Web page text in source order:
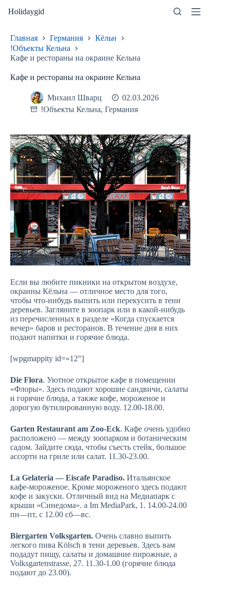
Holidaygid
Главная Германия
Кёльн
!Объекты Кельна
Кафе и рестораны на окраине Кельна
Кафе и рестораны на окраине Кельна
Михаил Шварц
02.03.2026
!Объекты Кельна, Германия
Если вы любите пикники на открытом воздухе,
окраины Кёльна — отличное место для того,
чтобы что-нибудь выпить или перекусить в тени
деревьев. Загляните в зоопарк или в какой-нибудь
из перечисленных в разделе «Когда спускается
вечер» баров и ресторанов. В течение дня в них
подают напитки и горячие блюда.
[wpgmappity id=»12″]
Die Flora. Уютное открытое кафе в помещении
«Флоры». Здесь подают хорошие сандвичи, салаты
и горячие блюда, а также кофе, мороженое и
дорогую бутилированную воду. 12.00-18.00.
Garten Restaurant am Zoo-Eck. Кафе очень удобно
расположено — между зоопарком и ботаническим
садом. Зайдите сюда, чтобы съесть стейк, большое
ассорти на гриле или салат. 11.30-23.00.
La Gelateria — Eiscafe Paradiso. Итальянское
кафе-мороженое. Кроме мороженого здесь подают
кофе и закуски. Отличный вид на Медиапарк с
крыши «Синедома». а Im MediaPark, 1. 14.00-24.00
пн—пт, с 12.00 сб—вс.
Biergarten Volksgarten. Очень славно выпить
легкого пива Kölsch в тени деревьев. Здесь вам
подадут пищу, салаты и домашние пирожные, а
Volksgartenstrasse, 27. 11.30-1.00 (горячие блюда
подают до 23.00).